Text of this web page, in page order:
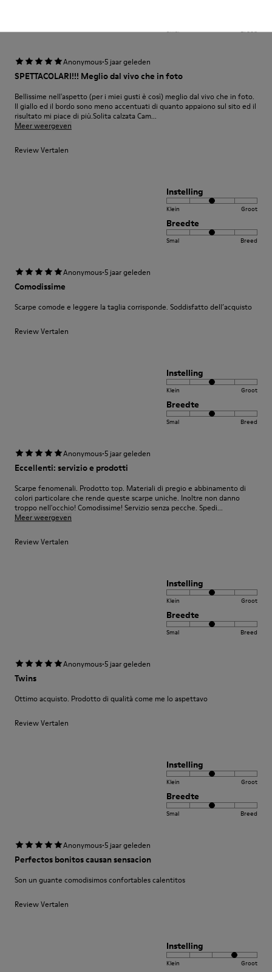
Smal Breed
Anonymous·5 jaar geleden
SPETTACOLARI!!! Meglio dal vivo che in foto
Bellissime nell'aspetto (per i miei gusti è così) meglio dal vivo che in foto.
Il giallo ed il bordo sono meno accentuati di quanto appaiono sul sito ed il
risultato mi piace di più.Solita calzata Cam...
Meer weergeven
Review Vertalen
Instelling
Klein Groot
Breedte
Smal Breed
Anonymous·5 jaar geleden
Comodissime
Scarpe comode e leggere la taglia corrisponde. Soddisfatto dell’acquisto
Review Vertalen
Instelling
Klein Groot
Breedte
Smal Breed
Anonymous·5 jaar geleden
Eccellenti: servizio e prodotti
Scarpe fenomenali. Prodotto top. Materiali di pregio e abbinamento di
colori particolare che rende queste scarpe uniche. Inoltre non danno
troppo nell'occhio! Comodissime! Servizio senza pecche. Spedi...
Meer weergeven
Review Vertalen
Instelling
Klein Groot
Breedte
Smal Breed
Anonymous·5 jaar geleden
Twins
Ottimo acquisto. Prodotto di qualità come me lo aspettavo
Review Vertalen
Instelling
Klein Groot
Breedte
Smal Breed
Anonymous·5 jaar geleden
Perfectos bonitos causan sensacion
Son un guante comodisimos confortables calentitos
Review Vertalen
Instelling
Klein Groot